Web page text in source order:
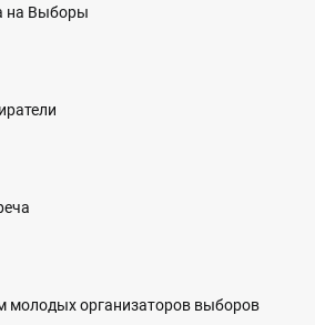
на Выборы
молодых организаторов выборов